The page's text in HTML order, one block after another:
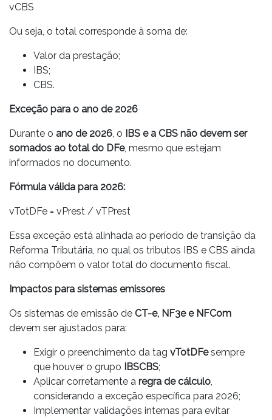
vCBS
Ou seja, o total corresponde à soma de:
Valor da prestação;
IBS;
CBS.
Exceção para o ano de 2026
Durante o ano de 2026, o IBS e a CBS não devem ser
somados ao total do DFe, mesmo que estejam
informados no documento.
Fórmula válida para 2026:
vTotDFe = vPrest / vTPrest
Essa exceção está alinhada ao período de transição da
Reforma Tributária, no qual os tributos IBS e CBS ainda
não compõem o valor total do documento fiscal.
Impactos para sistemas emissores
Os sistemas de emissão de CT-e, NF3e e NFCom
devem ser ajustados para:
Exigir o preenchimento da tag vTotDFesempre
que houver o grupo IBSCBS;
Aplicar corretamente a regra de cálculo,
considerando a exceção específica para 2026;
Implementar validações internas para evitar